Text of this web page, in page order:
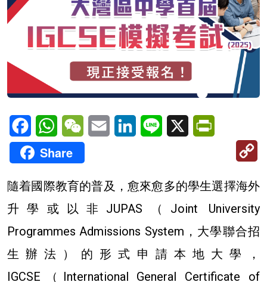
FacebookWhatsAppWeChatEmail LinkedInLine X
Share
隨着國際教育的普及，愈來愈多的學生選擇海外
升學或以非JUPAS（Joint University
Programmes Admissions System，大學聯合招
生辦法）的形式申請本地大學，
IGCSE（International General Certificate of